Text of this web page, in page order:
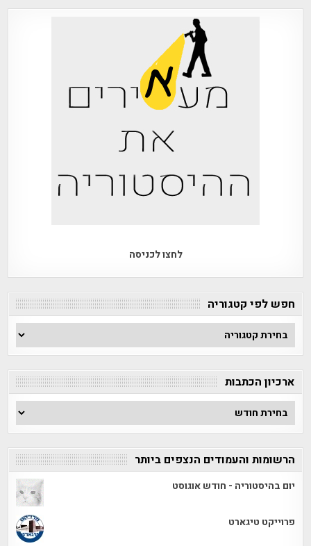
לחצו לכניסה
חפש לפי קטגוריה
חפש
לפי
קטגוריה
ארכיון הכתבות
ארכיון
הכתבות
הרשומות והעמודים הנצפים ביותר
יום בהיסטוריה - חודש אוגוסט
פרוייקט טיגארט